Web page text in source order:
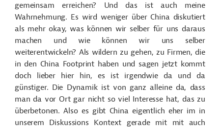
gemeinsam erreichen? Und das ist auch meine
Wahrnehmung. Es wird weniger über China diskutiert
als mehr okay, was können wir selber für uns daraus
machen und wie können wir uns selber
weiterentwickeln? Als wildern zu gehen, zu Firmen, die
in den China Footprint haben und sagen jetzt kommt
doch lieber hier hin, es ist irgendwie da und da
günstiger. Die Dynamik ist von ganz alleine da, dass
man da vor Ort gar nicht so viel Interesse hat, das zu
überbetonen. Also es gibt China eigentlich eher im in
unserem Diskussions Kontext gerade mit mit auch